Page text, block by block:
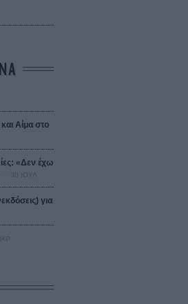
Αίμα στο
«Δεν έχω
για